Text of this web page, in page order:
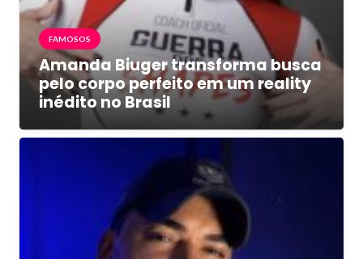
FAMOSOS
Amanda Biuger transforma busca
pelo corpo perfeito em um reality
inédito no Brasil